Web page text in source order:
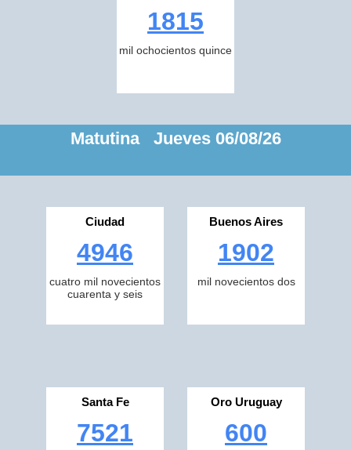
1815
mil ochocientos quince
Matutina Jueves 06/08/26
Ciudad
4946
cuatro mil novecientos
cuarenta y seis
Buenos Aires
1902
mil novecientos dos
Santa Fe
7521
Oro Uruguay
600